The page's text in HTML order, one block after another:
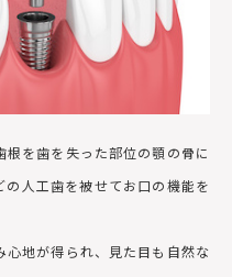
を歯を失った部位の顎の骨に
人工歯を被せてお口の機能を
地が得られ、見た目も自然な